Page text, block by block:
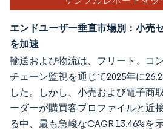
エンドユーザー垂直市場別：小売
を加速
輸送および物流は、フリート、コ
チェーン監視を通じて2025年に
した。しかし、小売および電子商
ーダーが購買客プロファイルと近
る中、最も急峻なCAGR 13.46%を